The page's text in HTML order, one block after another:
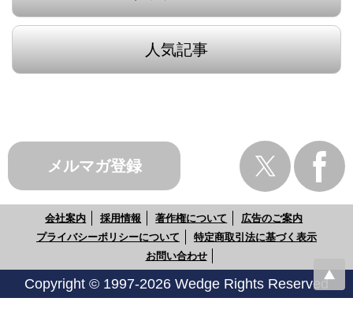
人気記事
メルマガ登録
会社案内 採用情報 著作権について
広告のご案内
プライバシーポリシーについて
特定商取引法に基づく表示
お問い合わせ
Copyright © 1997-2026 Wedge Rights Reserved